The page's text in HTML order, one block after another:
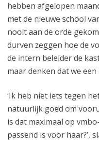
hebben afgelopen
met de nieuwe school
nooit aan de orde
durven zeggen hoe de
de intern beleider de
maar denken dat we
‘Ik heb niet iets tegen
natuurlijk goed om
is dat maximaal op
passend is voor haar?’,